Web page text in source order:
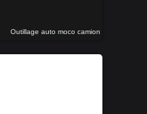
Outillage auto moco camion